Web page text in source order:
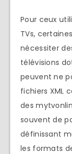
Pour ceux
TVs,
nécessiter
télévisions
peuvent ne
fichiers XML
des
souvent de
définissant
les formats